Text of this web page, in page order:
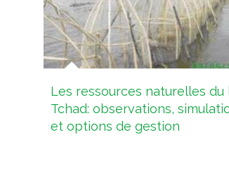
Les ressources naturelles du
Tchad: observations,
et options de gestion